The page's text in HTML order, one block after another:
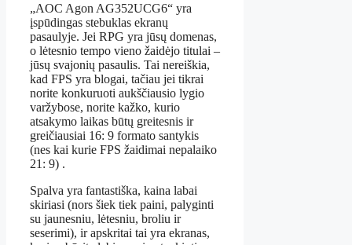
„AOC Agon AG352UCG6“ yra
įspūdingas stebuklas ekranų
pasaulyje. Jei RPG yra jūsų domenas,
o lėtesnio tempo vieno žaidėjo titulai –
jūsų svajonių pasaulis. Tai nereiškia,
kad FPS yra blogai, tačiau jei tikrai
norite konkuruoti aukščiausio lygio
varžybose, norite kažko, kurio
atsakymo laikas būtų greitesnis ir
greičiausiai 16: 9 formato santykis
(nes kai kurie FPS žaidimai nepalaiko
21: 9) .
Spalva yra fantastiška, kaina labai
skiriasi (nors šiek tiek paini, palyginti
su jaunesniu, lėtesniu, broliu ir
seserimi), ir apskritai tai yra ekranas,